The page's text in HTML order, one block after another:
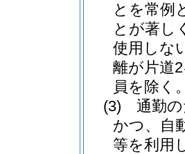
とを常例
とが著し
使用しな
離が片道
員を除く
(3)
通勤
かつ、自
等を利用